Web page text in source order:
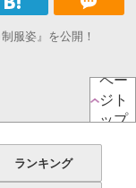
制服姿』を公開！
ペー
ジト
ップ
ランキング